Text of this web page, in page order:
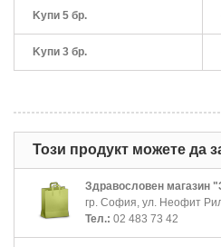
Kупи 5 бр.
Kупи 3 бр.
Този продукт можете да
Здравословен магазин
гр. София, ул. Неофит
Тел.: 02 483 73 42